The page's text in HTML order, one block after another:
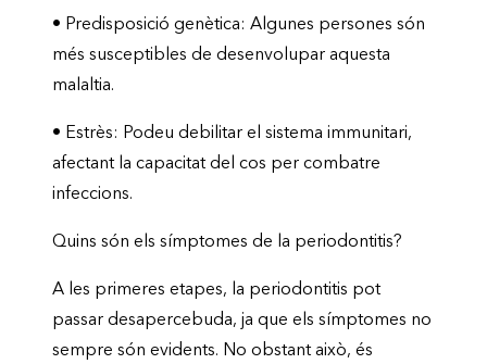
• Predisposició genètica: Algunes persones són
més susceptibles de desenvolupar aquesta
malaltia.
• Estrès: Podeu debilitar el sistema immunitari,
afectant la capacitat del cos per combatre
infeccions.
Quins són els símptomes de la periodontitis?
A les primeres etapes, la periodontitis pot
passar desapercebuda, ja que els símptomes no
sempre són evidents. No obstant això, és